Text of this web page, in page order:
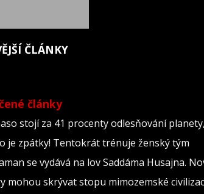
ČLÁNKY
články
stojí za 41 procenty odlesňování
je zpátky! Tentokrát trénuje ženský tým
se vydává na lov Saddáma Husajna.
mohou skrývat stopu mimozemské